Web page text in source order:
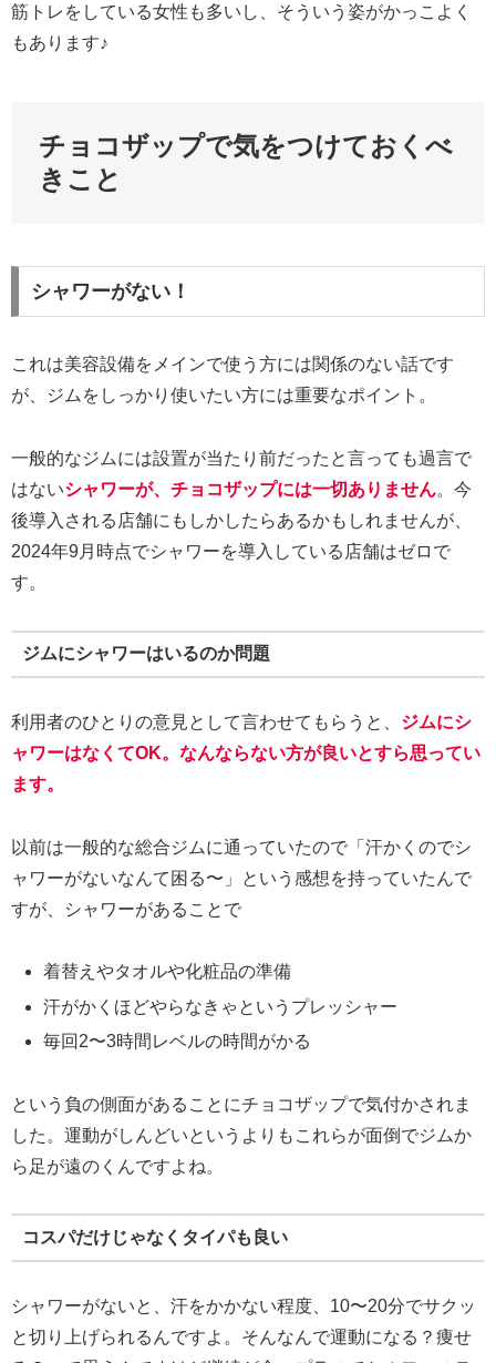
筋トレをしている女性も多いし、そういう姿がかっこよく
もあります♪
チョコザップで気をつけておくべ
きこと
シャワーがない！
これは美容設備をメインで使う方には関係のない話です
が、ジムをしっかり使いたい方には重要なポイント。
一般的なジムには設置が当たり前だったと言っても過言で
はないシャワーが、チョコザップには一切ありません。今
後導入される店舗にもしかしたらあるかもしれませんが、
2024年9月時点でシャワーを導入している店舗はゼロで
す。
ジムにシャワーはいるのか問題
利用者のひとりの意見として言わせてもらうと、 ジムにシ
ャワーはなくてOK。なんならない方が良いとすら思ってい
ます。
以前は一般的な総合ジムに通っていたので「汗かくのでシ
ャワーがないなんて困る〜」という感想を持っていたんで
すが、シャワーがあることで
着替えやタオルや化粧品の準備
汗がかくほどやらなきゃというプレッシャー
毎回2〜3時間レベルの時間がかる
という負の側面があることにチョコザップで気付かされま
した。運動がしんどいというよりもこれらが面倒でジムか
ら足が遠のくんですよね。
コスパだけじゃなくタイパも良い
シャワーがないと、汗をかかない程度、10〜20分でサクッ
と切り上げられるんですよ。そんなんで運動になる？痩せ